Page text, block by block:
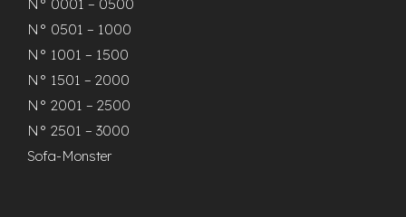
N° 0001 – 0500
N° 0501 – 1000
N° 1001 – 1500
N° 1501 – 2000
N° 2001 – 2500
N° 2501 – 3000
Sofa-Monster